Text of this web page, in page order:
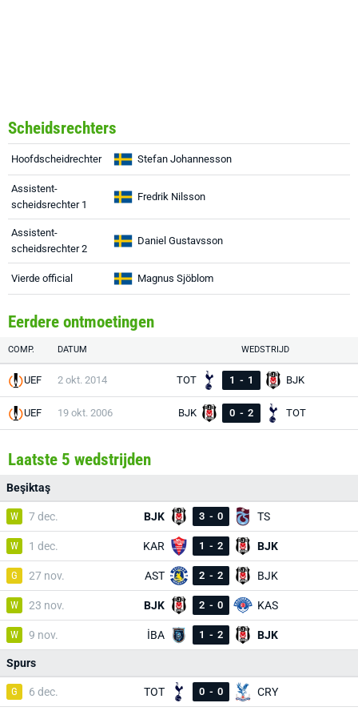
Scheidsrechters
Hoofdscheidrechter Stefan Johannesson
Assistent-
scheidsrechter 1
Fredrik Nilsson
Assistent-
scheidsrechter 2
Daniel Gustavsson
Vierde official Magnus Sjöblom
Eerdere ontmoetingen
COMP. DATUM WEDSTRIJD
UEF 2 okt. 2014 TOT 1 - 1 BJK
UEF 19 okt. 2006 BJK 0 - 2 TOT
Laatste 5 wedstrijden
Beşiktaş
W 7 dec. BJK 3 - 0 TS
W 1 dec. KAR 1 - 2 BJK
G 27 nov. AST 2 - 2 BJK
W 23 nov. BJK 2 - 0 KAS
W 9 nov. İBA 1 - 2 BJK
Spurs
G 6 dec. TOT 0 - 0 CRY